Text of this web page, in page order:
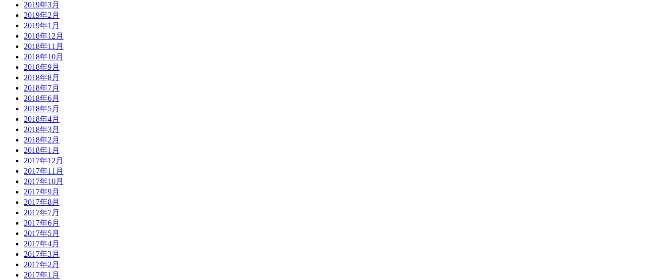
2019年3月
2019年2月
2019年1月
2018年12月
2018年11月
2018年10月
2018年9月
2018年8月
2018年7月
2018年6月
2018年5月
2018年4月
2018年3月
2018年2月
2018年1月
2017年12月
2017年11月
2017年10月
2017年9月
2017年8月
2017年7月
2017年6月
2017年5月
2017年4月
2017年3月
2017年2月
2017年1月